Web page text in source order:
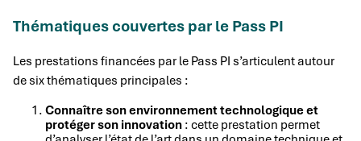
Thématiques couvertes par le Pass PI
Les prestations financées par le Pass PI s’articulent autour
de six thématiques principales :
Connaître son environnement technologique et
protéger son innovation : cette prestation permet